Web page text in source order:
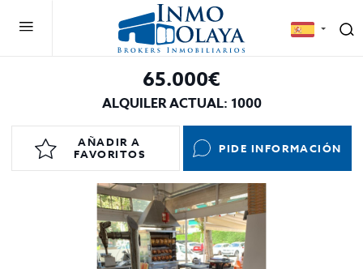
65.000€
ALQUILER ACTUAL: 1000
AÑADIR A
FAVORITOS
PIDE INFORMACIÓN